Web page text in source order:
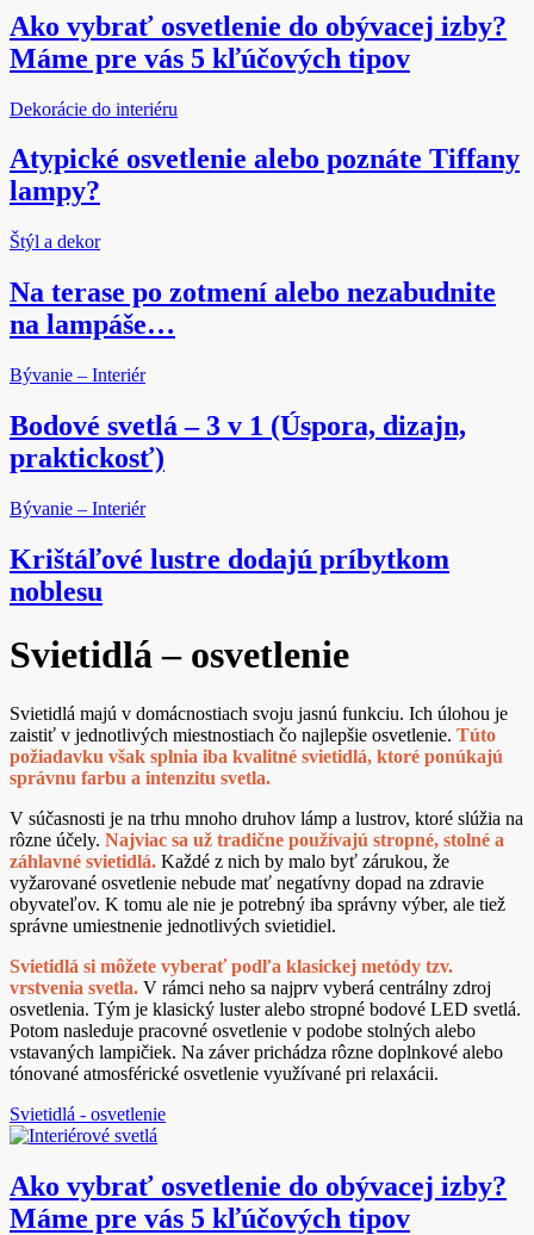
Ako vybrať osvetlenie do obývacej izby?
Máme pre vás 5 kľúčových tipov
Dekorácie do interiéru
Atypické osvetlenie alebo poznáte Tiffany
lampy?
Štýl a dekor
Na terase po zotmení alebo nezabudnite
na lampáše…
Bývanie – Interiér
Bodové svetlá – 3 v 1 (Úspora, dizajn,
praktickosť)
Bývanie – Interiér
Krištáľové lustre dodajú príbytkom
noblesu
Svietidlá – osvetlenie
Svietidlá majú v domácnostiach svoju jasnú funkciu. Ich úlohou je
zaistiť v jednotlivých miestnostiach čo najlepšie osvetlenie. Túto
požiadavku však splnia iba kvalitné svietidlá, ktoré ponúkajú
správnu farbu a intenzitu svetla.
V súčasnosti je na trhu mnoho druhov lámp a lustrov, ktoré slúžia na
rôzne účely. Najviac sa už tradične používajú stropné, stolné a
záhlavné svietidlá. Každé z nich by malo byť zárukou, že
vyžarované osvetlenie nebude mať negatívny dopad na zdravie
obyvateľov. K tomu ale nie je potrebný iba správny výber, ale tiež
správne umiestnenie jednotlivých svietidiel.
Svietidlá si môžete vyberať podľa klasickej metódy tzv.
vrstvenia svetla. V rámci neho sa najprv vyberá centrálny zdroj
osvetlenia. Tým je klasický luster alebo stropné bodové LED svetlá.
Potom nasleduje pracovné osvetlenie v podobe stolných alebo
vstavaných lampičiek. Na záver prichádza rôzne doplnkové alebo
tónované atmosférické osvetlenie využívané pri relaxácii.
Svietidlá - osvetlenie
Ako vybrať osvetlenie do obývacej izby?
Máme pre vás 5 kľúčových tipov